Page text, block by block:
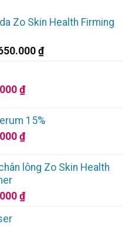
Zo Skin Health Firming
₫Khoảng
₫.
₫Giá
tại
15%
₫.
₫Giá
tại
lông Zo Skin Health
₫Giá